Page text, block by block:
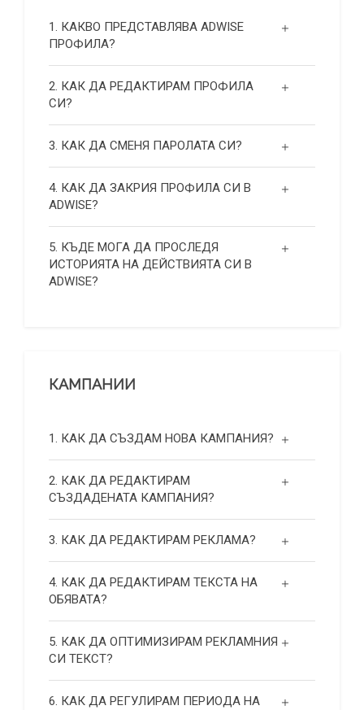
1. КАКВО ПРЕДСТАВЛЯВА ADWISE
ПРОФИЛА?
2. КАК ДА РЕДАКТИРАМ ПРОФИЛА
СИ?
3. КАК ДА СМЕНЯ ПАРОЛАТА СИ?
4. КАК ДА ЗАКРИЯ ПРОФИЛА СИ В
ADWISE?
5. КЪДЕ МОГА ДА ПРОСЛЕДЯ
ИСТОРИЯТА НА ДЕЙСТВИЯТА СИ В
ADWISE?
КАМПАНИИ
1. КАК ДА СЪЗДАМ НОВА КАМПАНИЯ?
2. КАК ДА РЕДАКТИРАМ
СЪЗДАДЕНАТА КАМПАНИЯ?
3. КАК ДА РЕДАКТИРАМ РЕКЛАМА?
4. КАК ДА РЕДАКТИРАМ ТЕКСТА НА
ОБЯВАТА?
5. КАК ДА ОПТИМИЗИРАМ РЕКЛАМНИЯ
СИ ТЕКСТ?
6. КАК ДА РЕГУЛИРАМ ПЕРИОДА НА